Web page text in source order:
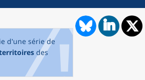
d'une série de
des